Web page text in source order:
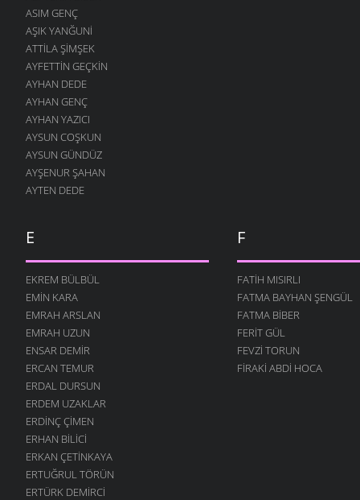
5 MART 2006
BİZİM AĞA
5 MART 2006
KARA TOPRAK
5 MART 2006
İSTANBOL
5 MART 2006
GÜZEL – ÇİRKİN
5 MART 2006
5 MART 2006
BOŞ BU DÜNYA
5 MART 2006
ALI
5 MART 2006
ZAMAN
5 MART 2006
ÖĞRETMEN
5 MART 2006
HERKES BURADADIR
5 MART 2006
İŞTE ÖYLE BİR ÇOCUK
ASIM GENÇ
AŞIK YANĞUNI
ATTILA ŞIMŞEK
AYFETTIN GEÇKIN
AYHAN DEDE
AYHAN GENÇ
AYHAN YAZICI
AYSUN COŞKUN
AYSUN GÜNDÜZ
AYŞENUR ŞAHAN
AYTEN DEDE
E
EKREM BÜLBÜL
EMIN KARA
EMRAH ARSLAN
EMRAH UZUN
ENSAR DEMIR
ERCAN TEMUR
ERDAL DURSUN
ERDEM UZAKLAR
ERDINÇ ÇIMEN
ERHAN BILICI
ERKAN ÇETINKAYA
ERTUĞRUL TÖRÜN
ERTÜRK DEMIRCI
F
FATIH MISIRLI
FATMA BAYHAN ŞENGÜL
FATMA BIBER
FERIT GÜL
FEVZI TORUN
FIRAKI ABDI HOCA